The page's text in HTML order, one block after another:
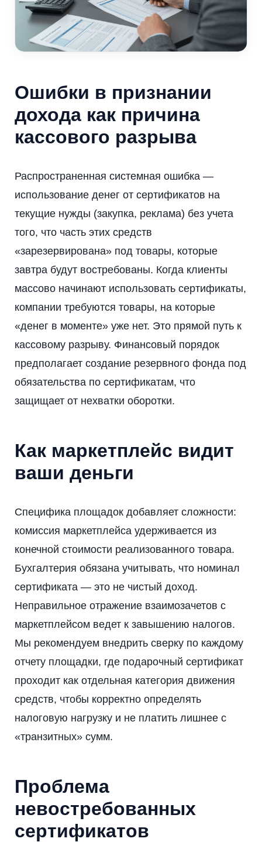
Ошибки в признании
дохода как причина
кассового разрыва
Распространенная системная ошибка —
использование денег от сертификатов на
текущие нужды (закупка, реклама) без учета
того, что часть этих средств
«зарезервирована» под товары, которые
завтра будут востребованы. Когда клиенты
массово начинают использовать сертификаты,
компании требуются товары, на которые
«денег в моменте» уже нет. Это прямой путь к
кассовому разрыву. Финансовый порядок
предполагает создание резервного фонда под
обязательства по сертификатам, что
защищает от нехватки оборотки.
Как маркетплейс видит
ваши деньги
Специфика площадок добавляет сложности:
комиссия маркетплейса удерживается из
конечной стоимости реализованного товара.
Бухгалтерия обязана учитывать, что номинал
сертификата — это не чистый доход.
Неправильное отражение взаимозачетов с
маркетплейсом ведет к завышению налогов.
Мы рекомендуем внедрить сверку по каждому
отчету площадки, где подарочный сертификат
проходит как отдельная категория движения
средств, чтобы корректно определять
налоговую нагрузку и не платить лишнее с
«транзитных» сумм.
Проблема
невостребованных
сертификатов